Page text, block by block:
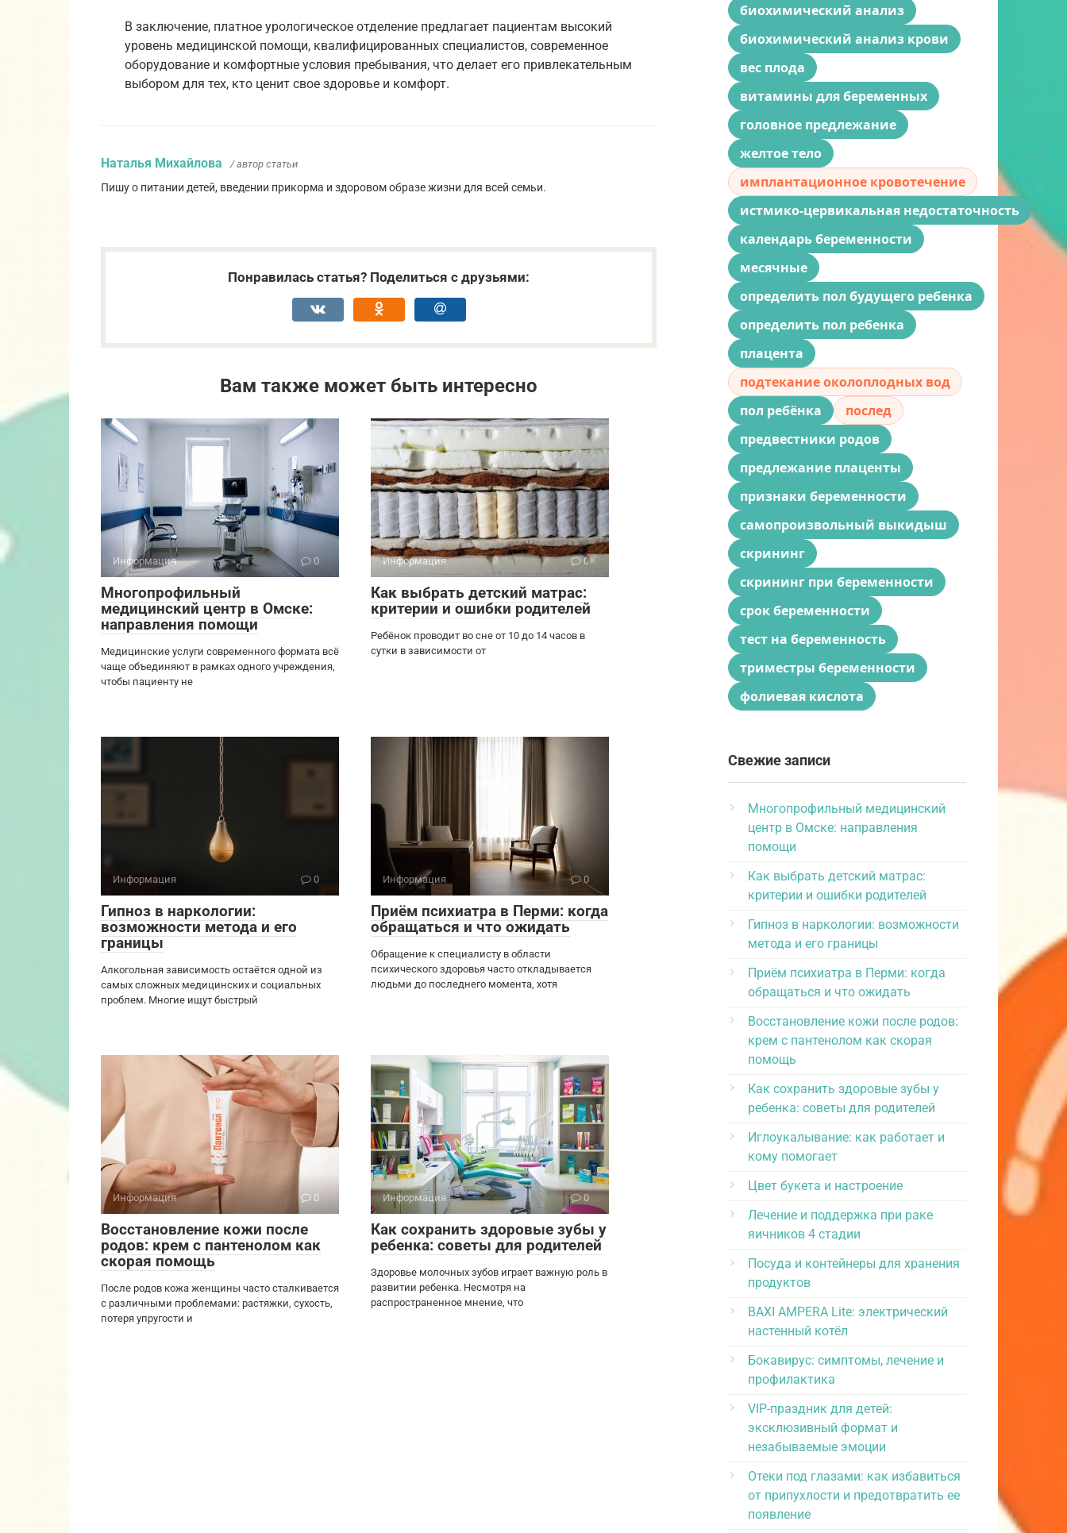
В заключение, платное урологическое отделение предлагает пациентам высокий
уровень медицинской помощи, квалифицированных специалистов, современное
оборудование и комфортные условия пребывания, что делает его привлекательным
выбором для тех, кто ценит свое здоровье и комфорт.
Наталья Михайлова / автор статьи
Пишу о питании детей, введении прикорма и здоровом образе жизни для всей семьи.
Понравилась статья? Поделиться с друзьями:
Вам также может быть интересно
Информация 0
Многопрофильный
медицинский центр в Омске:
направления помощи
Медицинские услуги современного формата всё
чаще объединяют в рамках одного учреждения,
чтобы пациенту не
Информация 0
Как выбрать детский матрас:
критерии и ошибки родителей
Ребёнок проводит во сне от 10 до 14 часов в
сутки в зависимости от
Информация 0
Гипноз в наркологии:
возможности метода и его
границы
Алкогольная зависимость остаётся одной из
самых сложных медицинских и социальных
проблем. Многие ищут быстрый
Информация 0
Приём психиатра в Перми: когда
обращаться и что ожидать
Обращение к специалисту в области
психического здоровья часто откладывается
людьми до последнего момента, хотя
Информация 0
Восстановление кожи после
родов: крем с пантенолом как
скорая помощь
После родов кожа женщины часто сталкивается
с различными проблемами: растяжки, сухость,
потеря упругости и
Информация 0
Как сохранить здоровые зубы у
ребенка: советы для родителей
Здоровье молочных зубов играет важную роль в
развитии ребенка. Несмотря на
распространенное мнение, что
биохимический анализ
биохимический анализ крови
вес плода
витамины для беременных
головное предлежание
желтое тело
имплантационное кровотечение
истмико-цервикальная недостаточность
календарь беременности
месячные
определить пол будущего ребенка
определить пол ребенка
плацента
подтекание околоплодных вод
пол ребёнка
послед
предвестники родов
предлежание плаценты
признаки беременности
самопроизвольный выкидыш
скрининг
скрининг при беременности
срок беременности
тест на беременность
триместры беременности
фолиевая кислота
Свежие записи
Многопрофильный медицинский
центр в Омске: направления
помощи
Как выбрать детский матрас:
критерии и ошибки родителей
Гипноз в наркологии: возможности
метода и его границы
Приём психиатра в Перми: когда
обращаться и что ожидать
Восстановление кожи после родов:
крем с пантенолом как скорая
помощь
Как сохранить здоровые зубы у
ребенка: советы для родителей
Иглоукалывание: как работает и
кому помогает
Цвет букета и настроение
Лечение и поддержка при раке
яичников 4 стадии
Посуда и контейнеры для хранения
продуктов
BAXI AMPERA Lite: электрический
настенный котёл
Бокавирус: симптомы, лечение и
профилактика
VIP-праздник для детей:
эксклюзивный формат и
незабываемые эмоции
Отеки под глазами: как избавиться
от припухлости и предотвратить ее
появление